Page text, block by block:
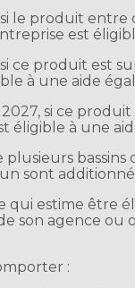
si le produit
est
ce produit est
à une aide
si ce
éligible à une
plusieurs
sont
qui estime être
son agence ou
: